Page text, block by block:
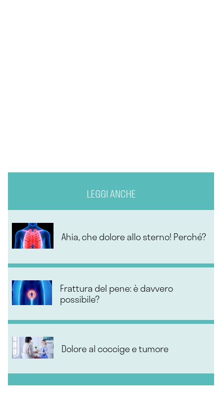
LEGGI ANCHE
Ahia, che dolore allo sterno! Perché?
Frattura del pene: è davvero
possibile?
Dolore al coccige e tumore